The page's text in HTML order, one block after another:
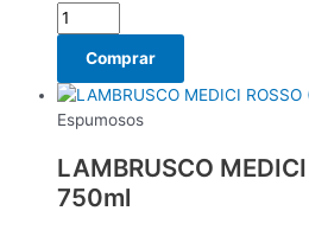
Comprar
Espumosos
LAMBRUSCO
750ml